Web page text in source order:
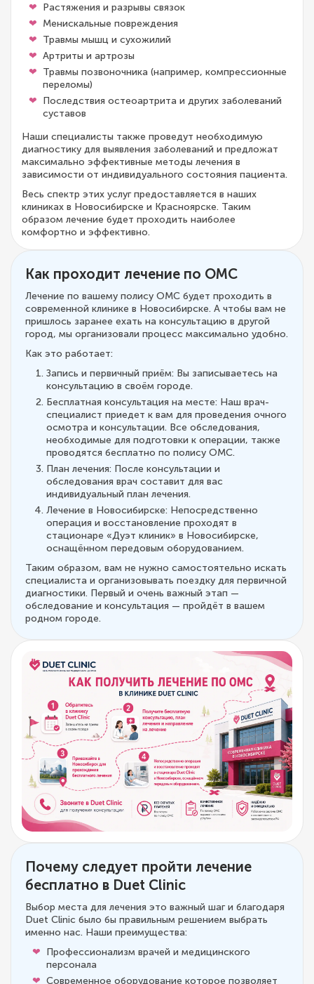
Растяжения и разрывы связок
Менискальные повреждения
Травмы мышц и сухожилий
Артриты и артрозы
Травмы позвоночника (например, компрессионные
переломы)
Последствия остеоартрита и других заболеваний
суставов
Наши специалисты также проведут необходимую
диагностику для выявления заболеваний и предложат
максимально эффективные методы лечения в
зависимости от индивидуального состояния пациента.
Весь спектр этих услуг предоставляется в наших
клиниках в Новосибирске и Красноярске. Таким
образом лечение будет проходить наиболее
комфортно и эффективно.
Как проходит лечение по ОМС
Лечение по вашему полису ОМС будет проходить в
современной клинике в Новосибирске. А чтобы вам не
пришлось заранее ехать на консультацию в другой
город, мы организовали процесс максимально удобно.
Как это работает:
Запись и первичный приём: Вы записываетесь на
консультацию в своём городе.
Бесплатная консультация на месте: Наш врач-
специалист приедет к вам для проведения очного
осмотра и консультации. Все обследования,
необходимые для подготовки к операции, также
проводятся бесплатно по полису ОМС.
План лечения: После консультации и
обследования врач составит для вас
индивидуальный план лечения.
Лечение в Новосибирске: Непосредственно
операция и восстановление проходят в
стационаре «Дуэт клиник» в Новосибирске,
оснащённом передовым оборудованием.
Таким образом, вам не нужно самостоятельно искать
специалиста и организовывать поездку для первичной
диагностики. Первый и очень важный этап —
обследование и консультация — пройдёт в вашем
родном городе.
Почему следует пройти лечение
бесплатно в Duet Clinic
Выбор места для лечения это важный шаг и благодаря
Duet Clinic было бы правильным решением выбрать
именно нас. Наши преимущества:
Профессионализм врачей и медицинского
персонала
Современное оборудование которое позволяет